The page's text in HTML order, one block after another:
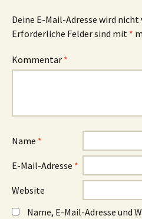
Deine E-Mail-Adresse wird
Erforderliche Felder sind mit *
Kommentar *
Name *
E-Mail-Adresse *
Website
Name, E-Mail-Adresse und